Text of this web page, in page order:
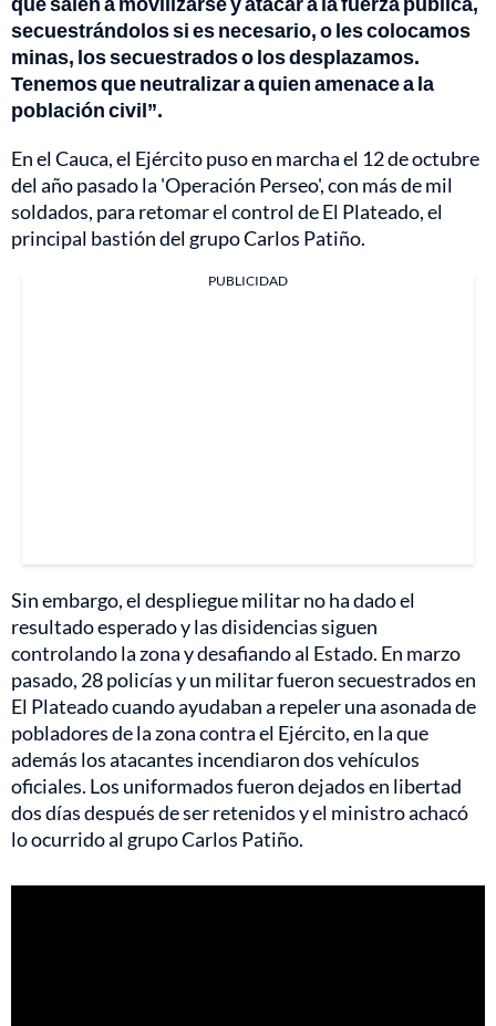
secuestrándolos si es necesario, o les colocamos
minas, los secuestrados o los desplazamos.
Tenemos que neutralizar a quien amenace a la
población civil”.
En el Cauca, el Ejército puso en marcha el 12 de octubre
del año pasado la 'Operación Perseo', con más de mil
soldados, para retomar el control de El Plateado, el
principal bastión del grupo Carlos Patiño.
PUBLICIDAD
Sin embargo, el despliegue militar no ha dado el
resultado esperado y las disidencias siguen
controlando la zona y desafiando al Estado. En marzo
pasado, 28 policías y un militar fueron secuestrados en
El Plateado cuando ayudaban a repeler una asonada de
pobladores de la zona contra el Ejército, en la que
además los atacantes incendiaron dos vehículos
oficiales. Los uniformados fueron dejados en libertad
dos días después de ser retenidos y el ministro achacó
lo ocurrido al grupo Carlos Patiño.